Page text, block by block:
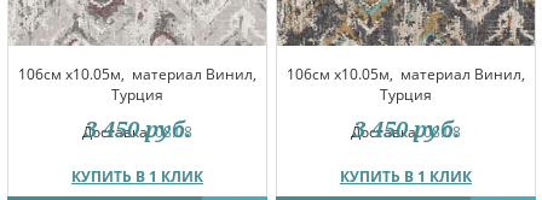
106см x10.05м, материал Винил,
Турция
Доставка:08.08
КУПИТЬ В 1 КЛИК
3 450 руб.
106см x10.05м, материал Винил,
Турция
Доставка:08.08
КУПИТЬ В 1 КЛИК
3 450 руб.